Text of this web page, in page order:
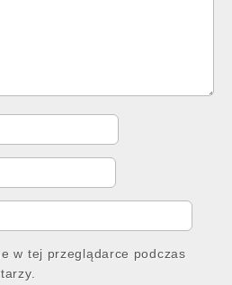
w tej przeglądarce podczas